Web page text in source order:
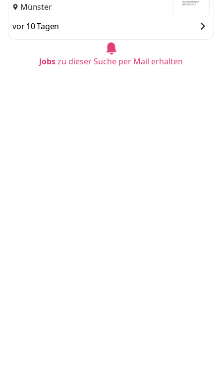
Münster
vor 10 Tagen
Jobszu dieser Suche per Mail erhalten